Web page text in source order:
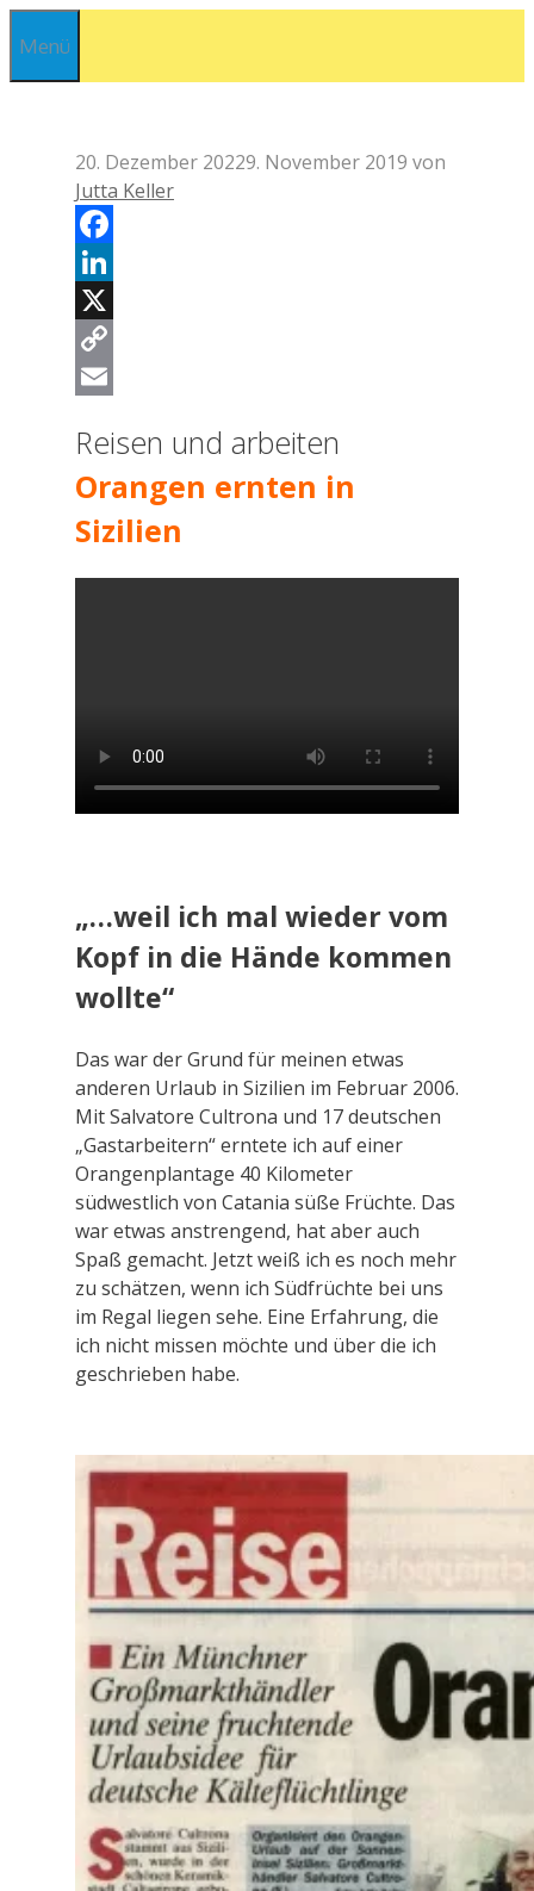
Inhalt
springen
Menü
20. Dezember 20229. November 2019 von
Jutta Keller
Facebook
LinkedIn
X
Copy
Reisen und arbeiten
Orangen ernten in
Sizilien
„…weil ich mal wieder vom
Kopf in die Hände kommen
wollte“
Das war der Grund für meinen etwas
anderen Urlaub in Sizilien im Februar 2006.
Mit Salvatore Cultrona und 17 deutschen
„Gastarbeitern“ erntete ich auf einer
Orangenplantage 40 Kilometer
südwestlich von Catania süße Früchte. Das
war etwas anstrengend, hat aber auch
Spaß gemacht. Jetzt weiß ich es noch mehr
zu schätzen, wenn ich Südfrüchte bei uns
im Regal liegen sehe. Eine Erfahrung, die
ich nicht missen möchte und über die ich
geschrieben habe.